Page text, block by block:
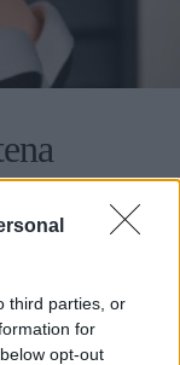
third parties, or
for
opt-out
forzato si è